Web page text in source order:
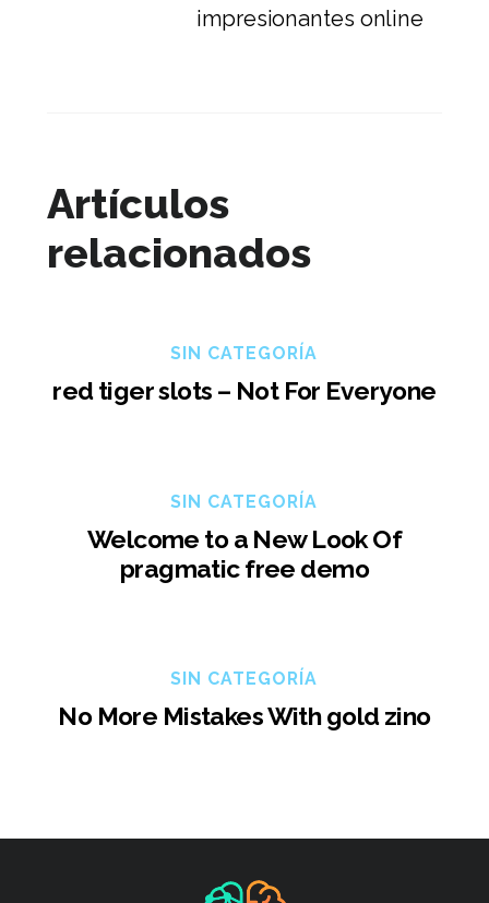
impresionantes online
Artículos
relacionados
SIN CATEGORÍA
red tiger slots – Not For Everyone
SIN CATEGORÍA
Welcome to a New Look Of
pragmatic free demo
SIN CATEGORÍA
No More Mistakes With gold zino